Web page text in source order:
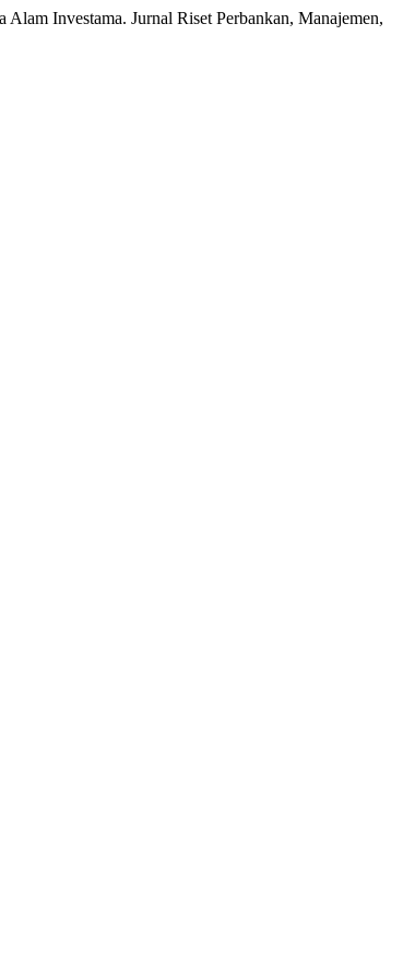
Investama. Jurnal Riset Perbankan, Manajemen,